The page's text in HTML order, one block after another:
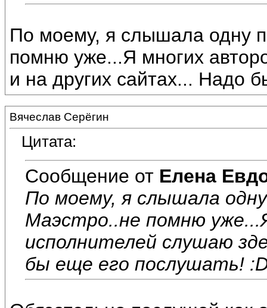
По моему, я слышала одну
помню уже...Я многих
и на других сайтах... Надо
Вячеслав Серёгин
Цитата:
Сообщение от Елена
По моему, я слышала
Маэстро..не помню
исполнителей слушаю
бы еще его послушать!